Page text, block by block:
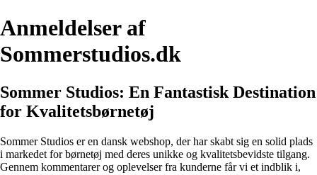
Anmeldelser af
Sommerstudios.dk
Sommer Studios: En Fantastisk Destination
for Kvalitetsbørnetøj
Sommer Studios er en dansk webshop, der har skabt sig en solid plads
i markedet for børnetøj med deres unikke og kvalitetsbevidste tilgang.
Gennem kommentarer og oplevelser fra kunderne får vi et indblik i,